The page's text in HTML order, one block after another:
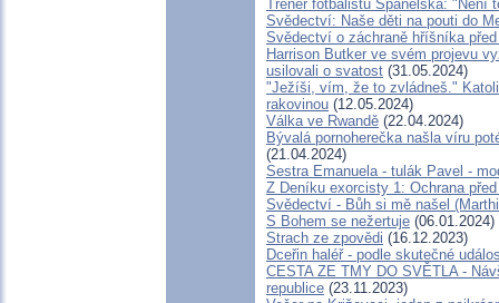
Trenér fotbalistů Španělska: "Není
Svědectví: Naše děti na pouti do
Svědectví o záchraně hříšníka
Harrison Butker ve svém projevu
usilovali o svatost (31.05.2024)
"Ježíši, vím, že to zvládneš."
rakovinou (12.05.2024)
Válka ve Rwandě (22.04.2024)
Bývalá pornoherečka našla víru
(21.04.2024)
Sestra Emanuela - tulák Pavel -
Z Deníku exorcisty 1: Ochrana
Svědectví - Bůh si mě našel
S Bohem se nežertuje (06.01.2024)
Strach ze zpovědi (16.12.2023)
Dceřin haléř - podle skutečné
CESTA ZE TMY DO SVĚTLA -
republice (23.11.2023)